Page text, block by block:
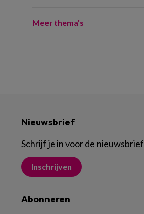
Meer thema's
Nieuwsbrief
Schrijf je in voor de nieuwsbrief
Inschrijven
Abonneren